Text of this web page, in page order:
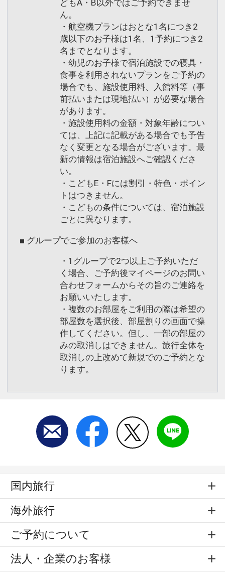
どもA・B以外ではご予約できませ
ん。
・航空機プランはおとな1名につき2
歳以下のお子様は1名、1予約につき2
名までとなります。
・幼児のお子様で宿泊施設での寝具・
食事を利用されないプランをご予約の
場合でも、施設使用料、入館料等（事
前払いまたは現地払い）が必要な場合
があります。
・施設使用料の金額・対象年齢につい
ては、上記に記載がある場合でも予告
なく変更となる場合がございます。最
新の情報は宿泊施設へご確認くださ
い。
・こどもE・Fには割引・特色・ポイン
トはつきません。
・こどもの条件については、宿泊施設
ごとに異なります。
■ グループでご参加のお客様へ
・1グループで2つ以上ご予約いただ
く場合、ご予約後マイページのお問い
合わせフォームからその旨のご連絡を
お願いいたします。
・複数のお部屋をご利用の際は希望の
部屋数を選択後、部屋割りの画面で操
作してください。但し、一部の部屋の
みの取消しはできません。旅行全体を
取消しの上改めて新規でのご予約とな
ります。
国内旅行
海外旅行
ご予約について
法人・企業のお客様